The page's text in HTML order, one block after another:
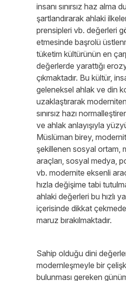
insanı sınırsız haz alma
şartlandırarak ahlaki
prensipleri vb. değerleri
etmesinde başrolü
tüketim kültürünün en
değerlerde yarattığı
çıkmaktadır. Bu kültür,
geleneksel ahlak ve din
uzaklaştırarak
sınırsız hazı
ve ahlak anlayışıyla
Müslüman birey,
şekillenen sosyal ortam,
araçları, sosyal medya,
vb. modernite eksenli
hızla değişime tabi
ahlaki değerleri bu hızlı
içerisinde dikkat
maruz bırakılmaktadır.
Sahip olduğu dini
modernleşmeyle bir
bulunması gereken